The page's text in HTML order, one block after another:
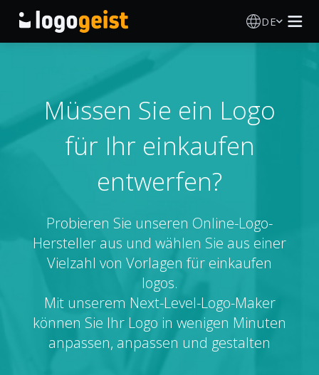
DE
KI Logo Generator
Logo Ideen
Druckprodukte
Über
ANMELDEN
Müssen Sie ein Logo
für Ihr einkaufen
entwerfen?
Probieren Sie unseren Online-Logo-
Hersteller aus und wählen Sie aus einer
Vielzahl von Vorlagen für einkaufen
logos.
Mit unserem Next-Level-Logo-Maker
können Sie Ihr Logo in wenigen Minuten
anpassen, anpassen und gestalten